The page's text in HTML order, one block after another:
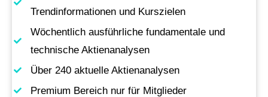
Trendinformationen und Kurszielen
Wöchentlich ausführliche fundamentale und
technische Aktienanalysen
Über 240 aktuelle Aktienanalysen
Premium Bereich nur für Mitglieder